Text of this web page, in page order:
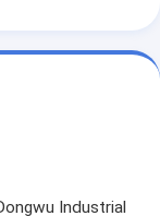
Industrial